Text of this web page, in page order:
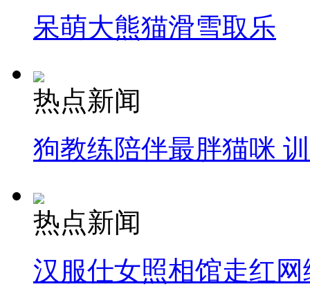
呆萌大熊猫滑雪取乐
热点新闻
狗教练陪伴最胖猫咪
热点新闻
汉服仕女照相馆走红网